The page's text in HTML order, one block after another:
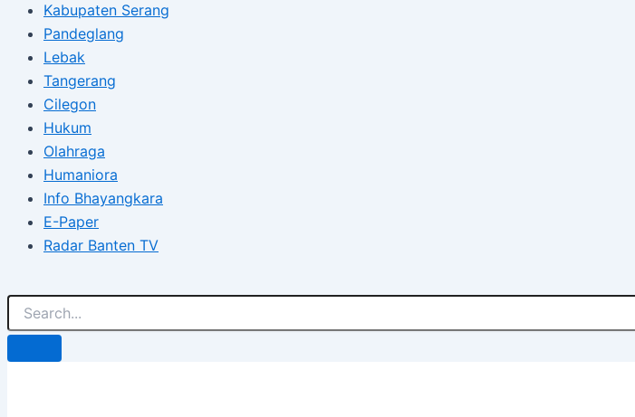
Kabupaten Serang
Pandeglang
Lebak
Tangerang
Cilegon
Hukum
Olahraga
Humaniora
Info Bhayangkara
E-Paper
Radar Banten TV